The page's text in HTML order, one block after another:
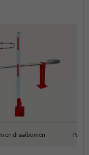
en draaibomen